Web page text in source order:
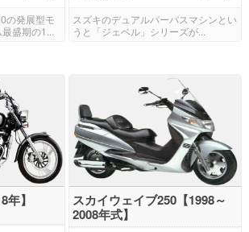
の発展型モ
盛期の1...
スズキのデュアルパーパスマシンとい
うと「ジェベル」シリーズが...
】
スカイウェイブ250【1998～
2008年式】